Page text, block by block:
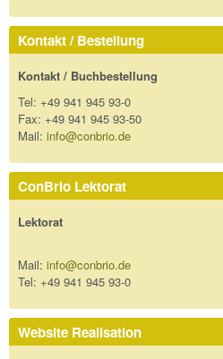
Kontakt / Bestellung
Kontakt / Buchbestellung
Tel: +49 941 945 93-0
Fax: +49 941 945 93-50
Mail: info@conbrio.de
ConBrio Lektorat
Lektorat
Mail: info@conbrio.de
Tel: +49 941 945 93-0
Website Realisation